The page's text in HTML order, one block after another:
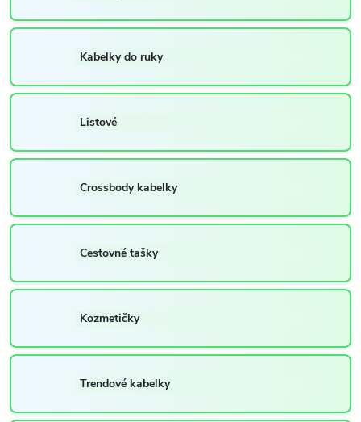
Kabelky do ruky
Listové
Crossbody kabelky
Cestovné tašky
Kozmetičky
Trendové kabelky